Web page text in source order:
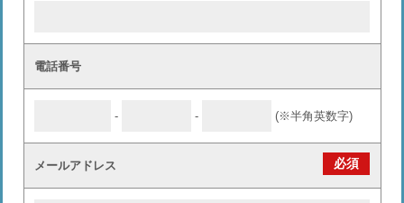
電話番号
- - (※半角英数字)
メールアドレス 必須